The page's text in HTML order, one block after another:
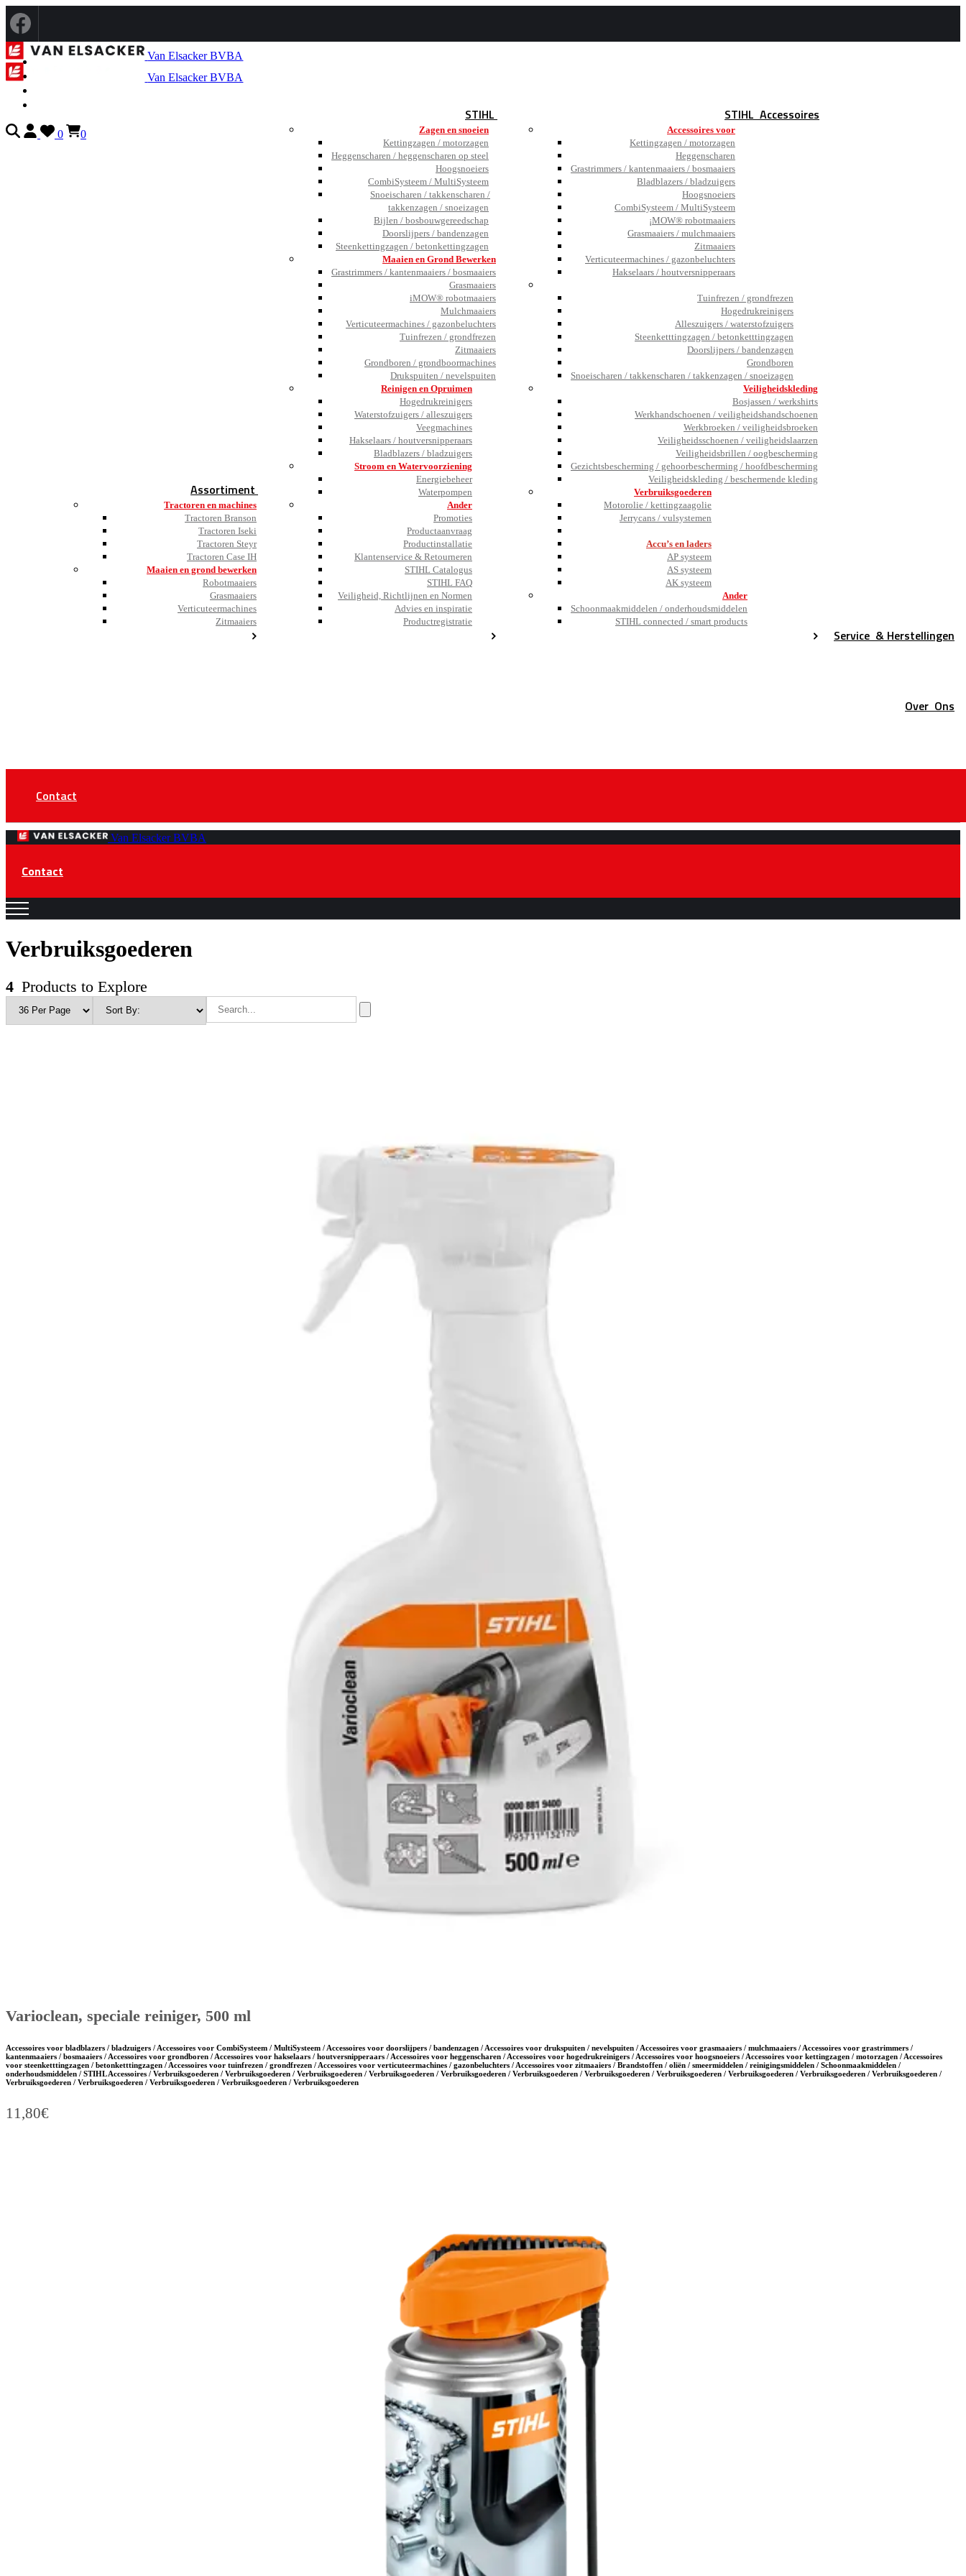
0 0
Van Elsacker BVBA
Van Elsacker BVBA
Assortiment
Tractoren en machines
Tractoren Branson
Tractoren Iseki
Tractoren Steyr
Tractoren Case IH
Maaien en grond bewerken
Robotmaaiers
Grasmaaiers
Verticuteermachines
Zitmaaiers
STIHL
Zagen en snoeien
Kettingzagen / motorzagen
Heggenscharen / heggenscharen op steel
Hoogsnoeiers
CombiSysteem / MultiSysteem
Snoeischaren / takkenscharen /
takkenzagen / snoeizagen
Bijlen / bosbouwgereedschap
Doorslijpers / bandenzagen
Steenkettingzagen / betonkettingzagen
Maaien en Grond Bewerken
Grastrimmers / kantenmaaiers / bosmaaiers
Grasmaaiers
iMOW® robotmaaiers
Mulchmaaiers
Verticuteermachines / gazonbeluchters
Tuinfrezen / grondfrezen
Zitmaaiers
Grondboren / grondboormachines
Drukspuiten / nevelspuiten
Reinigen en Opruimen
Hogedrukreinigers
Waterstofzuigers / alleszuigers
Veegmachines
Hakselaars / houtversnipperaars
Bladblazers / bladzuigers
Stroom en Watervoorziening
Energiebeheer
Waterpompen
Ander
Promoties
Productaanvraag
Productinstallatie
Klantenservice & Retourneren
STIHL Catalogus
STIHL FAQ
Veiligheid, Richtlijnen en Normen
Advies en inspiratie
Productregistratie
STIHL Accessoires
Accessoires voor
Kettingzagen / motorzagen
Heggenscharen
Grastrimmers / kantenmaaiers / bosmaaiers
Bladblazers / bladzuigers
Hoogsnoeiers
CombiSysteem / MultiSysteem
¡MOW® robotmaaiers
Grasmaaiers / mulchmaaiers
Zitmaaiers
Verticuteermachines / gazonbeluchters
Hakselaars / houtversnipperaars
Tuinfrezen / grondfrezen
Hogedrukreinigers
Alleszuigers / waterstofzuigers
Steenketttingzagen / betonketttingzagen
Doorslijpers / bandenzagen
Grondboren
Snoeischaren / takkenscharen / takkenzagen / snoeizagen
Veiligheidskleding
Bosjassen / werkshirts
Werkhandschoenen / veiligheidshandschoenen
Werkbroeken / veiligheidsbroeken
Veiligheidsschoenen / veiligheidslaarzen
Veiligheidsbrillen / oogbescherming
Gezichtsbescherming / gehoorbescherming / hoofdbescherming
Veiligheidskleding / beschermende kleding
Verbruiksgoederen
Motorolie / kettingzaagolie
Jerrycans / vulsystemen
Accu’s en laders
AP systeem
AS systeem
AK systeem
Ander
Schoonmaakmiddelen / onderhoudsmiddelen
STIHL connected / smart products
Service & Herstellingen
Over Ons
Contact
Van Elsacker BVBA
Contact
Verbruiksgoederen
4 Products to Explore
Varioclean, speciale reiniger, 500 ml
Accessoires voor bladblazers / bladzuigers / Accessoires voor CombiSysteem / MultiSysteem / Accessoires voor doorslijpers / bandenzagen / Accessoires voor drukspuiten / nevelspuiten / Accessoires voor grasmaaiers / mulchmaaiers / Accessoires voor grastrimmers /
kantenmaaiers / bosmaaiers / Accessoires voor grondboren / Accessoires voor hakselaars / houtversnipperaars / Accessoires voor heggenscharen / Accessoires voor hogedrukreinigers / Accessoires voor hoogsnoeiers / Accessoires voor kettingzagen / motorzagen / Accessoires
voor steenketttingzagen / betonketttingzagen / Accessoires voor tuinfrezen / grondfrezen / Accessoires voor verticuteermachines / gazonbeluchters / Accessoires voor zitmaaiers / Brandstoffen / oliën / smeermiddelen / reinigingsmiddelen / Schoonmaakmiddelen /
onderhoudsmiddelen / STIHL Accessoires / Verbruiksgoederen / Verbruiksgoederen / Verbruiksgoederen / Verbruiksgoederen / Verbruiksgoederen / Verbruiksgoederen / Verbruiksgoederen / Verbruiksgoederen / Verbruiksgoederen / Verbruiksgoederen / Verbruiksgoederen /
Verbruiksgoederen / Verbruiksgoederen / Verbruiksgoederen / Verbruiksgoederen / Verbruiksgoederen
11,80€